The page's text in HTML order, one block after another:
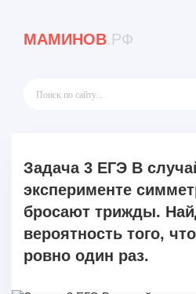
МАМИНОВ.РФ
Задача 3 ЕГЭ В
эксперименте
бросают трижды.
вероятность того,
ровно один раз.